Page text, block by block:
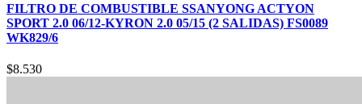
FILTRO DE COMBUSTIBLE SSANYONG ACTYON
SPORT 2.0 06/12-KYRON 2.0 05/15 (2 SALIDAS) FS0089
WK829/6
$8.530